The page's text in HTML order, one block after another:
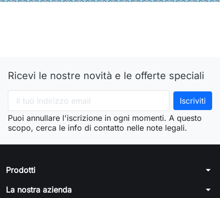
Ricevi le nostre novità e le offerte speciali
Puoi annullare l'iscrizione in ogni momenti. A questo
scopo, cerca le info di contatto nelle note legali.
Prodotti arrow_drop_down
La nostra azienda arrow_drop_down